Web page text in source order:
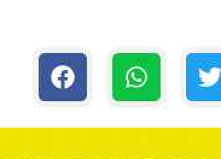
Piano / Teclado
)